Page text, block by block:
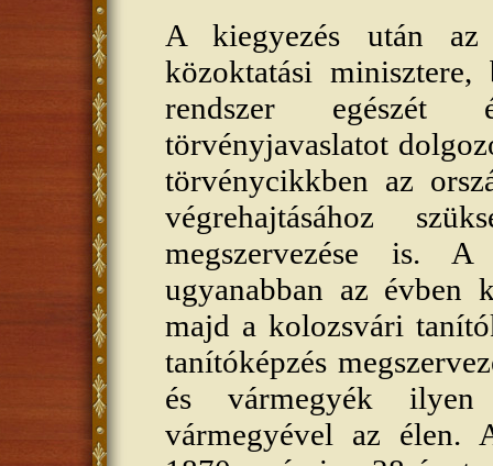
A kiegyezés után az
közoktatási
rendszer egészét
törvényjavaslatot
törvénycikkben az
végrehajtásához
megszervezése is.
ugyanabban az évben
majd a kolozsvári
tanítóképzés
és vármegyék ilyen
vármegyével az élen.